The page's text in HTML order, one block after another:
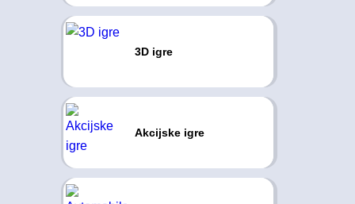
3D igre
Akcijske igre